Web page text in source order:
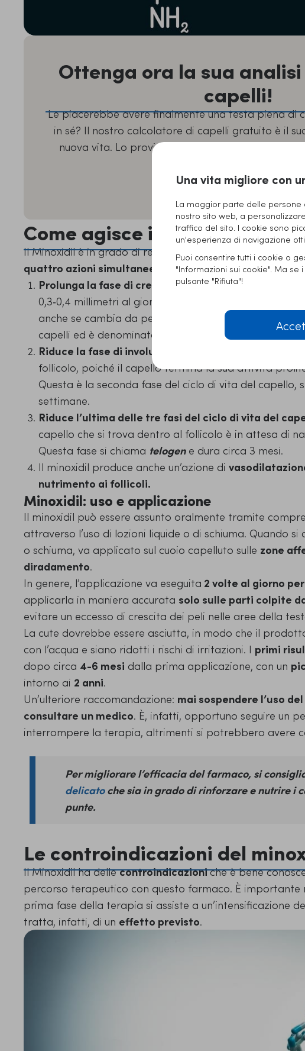
Ottenga ora la sua
capelli!
Le piacerebbe avere finalmente una testa piena di
in sé? Il nostro calcolatore di capelli gratuito è il
nuova vita. Lo provi ora e ottenga un’analisi
All’analisi gratuita dei
Come agisce il Minoxidil
Il Minoxidil è in grado di regolare e stabilizzare il ciclo
quattro azioni simultanee
Prolunga la fase di crescita dei follicoli, cioè quello
0,3‑0,4 millimetri al giorno. Si tratta di una fase che di
anche se cambia da persona a persona. Questa è la
capelli ed è denominata
Riduce la fase di involuzione
follicolo, poiché il capello termina la sua attività
Questa è la seconda fase del ciclo di vita del capello,
settimane.
Riduce l’ultima delle tre fasi del ciclo di vita del
capello che si trova dentro al follicolo è in attesa di
Questa fase si chiama telogene dura circa 3 mesi.
Il minoxidil produce anche un’azione di
nutrimento ai follicoli.
Minoxidil: uso e applicazione
Il minoxidil può essere assunto oralmente tramite
attraverso l’uso di lozioni liquide o di schiuma. Quando si
o schiuma, va applicato sul cuoio capelluto sulle zone
diradamento.
In genere, l’applicazione va eseguita 2 volte al giorno
applicarla in maniera accurata solo sulle parti colpite
evitare un eccesso di crescita dei peli nelle aree della
La cute dovrebbe essere asciutta, in modo che il
con l’acqua e siano ridotti i rischi di irritazioni. I primi
dopo circa 4-6 mesi dalla prima applicazione, con un
intorno ai 2 anni.
Un’ulteriore raccomandazione: mai sospendere l’uso
consultare un medico. È, infatti, opportuno seguire un
interrompere la terapia, altrimenti si potrebbero avere
Per migliorare l’efficacia del farmaco, si
delicatoche sia in grado di rinforzare e nutrire i
punte.
Le controindicazioni del
Il Minoxidil ha dellecontroindicazioniche è bene
percorso terapeutico con questo farmaco. È importante
prima fase della terapia si assiste a un’intensificazione
tratta, infatti, di un effetto previsto.
Una vita migliore con
La maggior parte delle persone
nostro sito web, a
traffico del sito. I cookie sono
un'esperienza di navigazione
Puoi consentire tutti i cookie o
"Informazioni sui cookie". Ma
pulsante "Rifiuta"!